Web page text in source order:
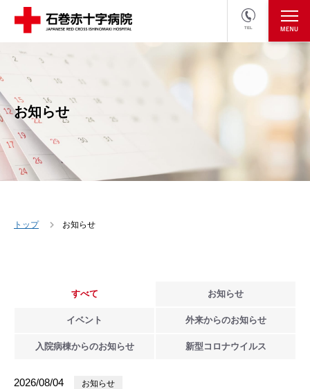
TEL
医療関係者の方
お知らせ
トップ お知らせ
すべて お知らせ
イベント 外来からのお知らせ
入院病棟からのお知らせ 新型 コロナウイルス
2026/08/04 お知らせ